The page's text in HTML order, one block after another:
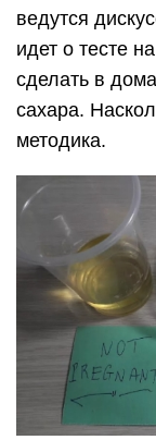
ведутся
идет о тесте
сделать в
сахара.
методика.